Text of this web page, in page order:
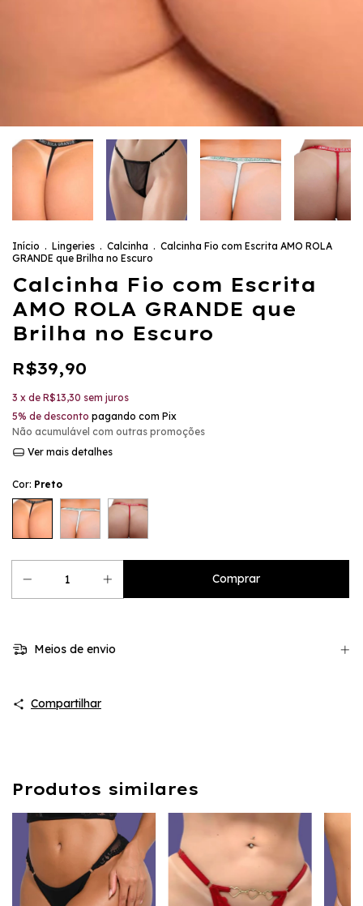
Início . Lingeries . Calcinha . Calcinha Fio com Escrita AMO ROLA
GRANDE que Brilha no Escuro
Calcinha Fio com Escrita
AMO ROLA GRANDE que
Brilha no Escuro
R$39,90
3 x de R$13,30 sem juros
5% de desconto pagando com Pix
Não acumulável com outras promoções
Ver mais detalhes
Cor: Preto
Meios de envio
Compartilhar
Produtos similares